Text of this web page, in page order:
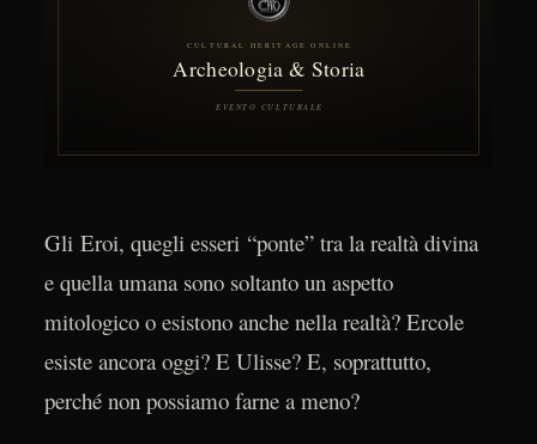
Gli Eroi, quegli esseri “ponte” tra la realtà divina
e quella umana sono soltanto un aspetto
mitologico o esistono anche nella realtà? Ercole
esiste ancora oggi? E Ulisse? E, soprattutto,
perché non possiamo farne a meno?